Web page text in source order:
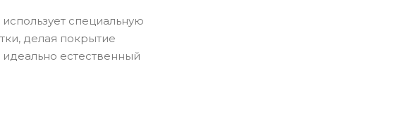
специальную
делая покрытие
естественный